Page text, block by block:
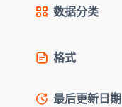
数据分类
格式
最后更新日期